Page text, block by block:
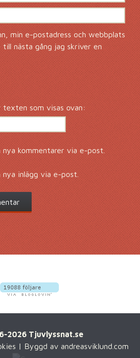
min e-postadress och webbplats
till nästa gång jag skriver en
texten som visas ovan:
nya kommentarer via e-post.
inlägg via e-post.
2026 Tjuvlyssnat.se
| Byggd av andreasviklund.com